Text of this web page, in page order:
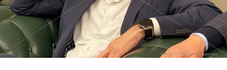
Streaming
LAC TV
LAC NETWORK
LAC ONAIR